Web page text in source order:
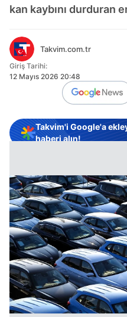
kan kaybını durduran
Takvim.com.tr
Giriş Tarihi:
12 Mayıs 2026 20:48
Takvim'i Google'a
haberi alın!